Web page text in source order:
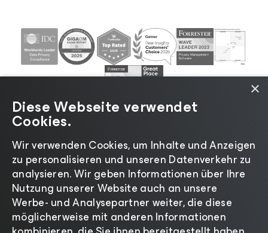
©2026 Veeam® Software |Datenschutzrichtlinie|
Cookies|Rechtliches |Lizenzierungsrichtlinie|
Lieferanten-Ressourcen| Impressum
×
Diese Webseite verwendet
Cookies.
Wir verwenden Cookies, um Inhalte und Anzeigen
zu personalisieren und unseren Datenverkehr zu
analysieren. Wir geben Informationen über Ihre
Nutzung unserer Website auch an unsere
Werbe- und Analysepartner weiter, die diese
möglicherweise mit anderen Informationen